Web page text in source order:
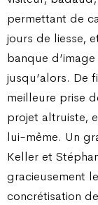
permettant de
jours de liesse,
banque
jusqu’alors. De
meilleure prise
projet altruiste,
lui-même. Un
Keller et
gracieusement
concrétisation